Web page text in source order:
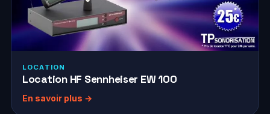
LOCATION
Location HF Sennheiser EW 100
En savoir plus →